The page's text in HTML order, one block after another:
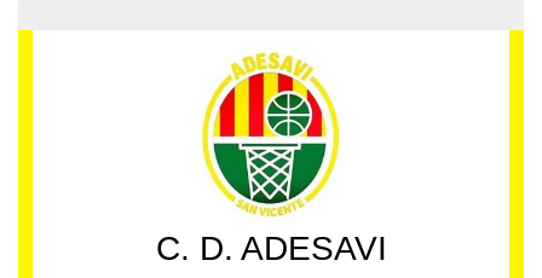
al
C. D. ADESAVI